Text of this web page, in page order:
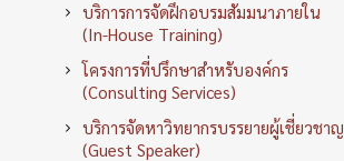
บริการการจัดฝึกอบรมสัมมนาภายใน
(In-House Training)
โครงการที่ปรึกษาสำหรับองค์กร
(Consulting Services)
บริการจัดหาวิทยากรบรรยายผู้เชี่ยวชาญ
(Guest Speaker)